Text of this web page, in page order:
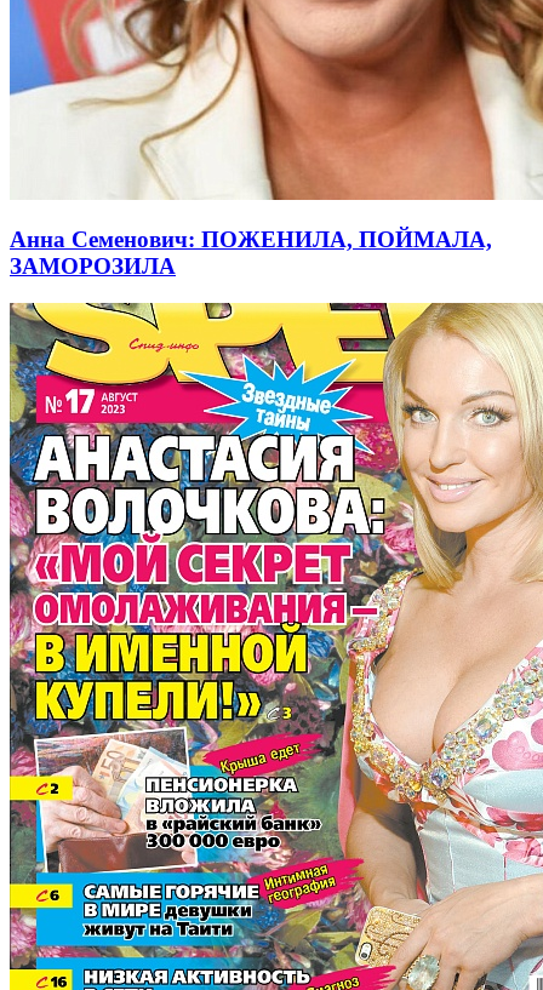
Анна Семенович: ПОЖЕНИЛА, ПОЙМАЛА,
ЗАМОРОЗИЛА